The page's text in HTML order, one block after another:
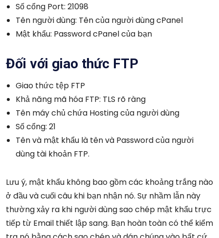
Số cổng Port: 21098
Tên người dùng: Tên của người dùng cPanel
Mật khẩu: Password cPanel của bạn
Đối với giao thức FTP
Giao thức tệp FTP
Khả năng mã hóa FTP: TLS rõ ràng
Tên máy chủ chứa Hosting của người dùng
Số cổng: 21
Tên và mật khẩu là tên và Password của người
dùng tài khoản FTP.
Lưu ý, mật khẩu không bao gồm các khoảng trắng nào
ở đầu và cuối câu khi bạn nhận nó. Sự nhầm lẫn này
thường xảy ra khi người dùng sao chép mật khẩu trực
tiếp từ Email thiết lập sang. Bạn hoàn toàn có thể kiểm